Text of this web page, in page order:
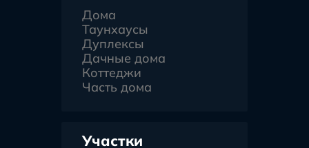
Дома
Таунхаусы
Дуплексы
Дачные дома
Коттеджи
Часть дома
Участки